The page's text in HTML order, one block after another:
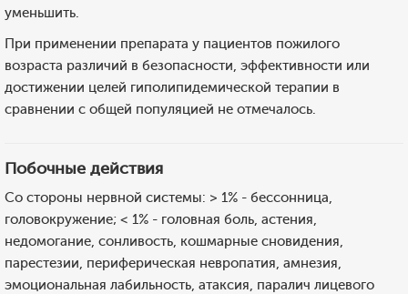
уменьшить.
При применении препарата у пациентов пожилого
возраста различий в безопасности, эффективности или
достижении целей гиполипидемической терапии в
сравнении с общей популяцией не отмечалось.
Побочные действия
Со стороны нервной системы: > 1% - бессонница,
головокружение; < 1% - головная боль, астения,
недомогание, сонливость, кошмарные сновидения,
парестезии, периферическая невропатия, амнезия,
эмоциональная лабильность, атаксия, паралич лицевого